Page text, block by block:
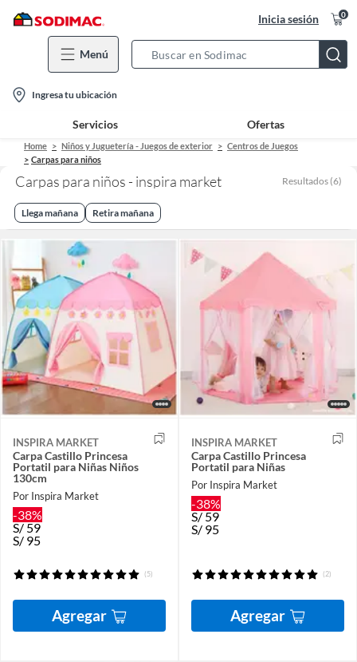
Inicia sesión 0
Menú
Bar
location-
icon
Ingresa tu ubicación
Servicios Ofertas
Home Niños y Juguetería - Juegos de exterior
Centros de Juegos
Carpas para niños
Carpas para niños - inspira market Resultados (6)
Llega mañana Retira mañana
INSPIRA MARKET
Carpa Castillo Princesa
Portatil para Niñas Niños
130cm
Por Inspira Market
-38%
S/59
S/ 95
(5)
Agregar
INSPIRA MARKET
Carpa Castillo Princesa
Portatil para Niñas
Por Inspira Market
-38%
S/59
S/ 95
(2)
Agregar